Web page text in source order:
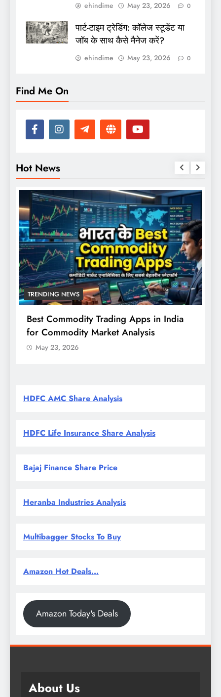
ehindime May 23, 2026 0
पार्ट-टाइम ट्रेडिंग: कॉलेज स्टूडेंट या
जॉब के साथ कैसे मैनेज करें?
ehindime May 23, 2026 0
Find Me On
Hot News
NEWS
Trading Apps in India
Market Analysis
TRENDING NEWS
Nifty, Sensex
HDFC AMC Share Analysis
HDFC Life Insurance Share Analysis
Bajaj Finance Share Price
Heranba Industries Analysis
Multibagger Stocks To Buy
Amazon Hot Deals...
Amazon Today's Deals
About Us